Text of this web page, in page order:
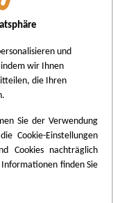
und
wir Ihnen
die Ihren
Sie der Verwendung
Cookie-Einstellungen
Cookies nachträglich
finden Sie
Add
to
Wish
List